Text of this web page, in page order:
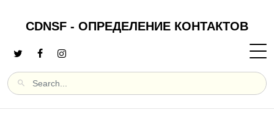
CDNSF - ОПРЕДЕЛЕНИЕ КОНТАКТОВ